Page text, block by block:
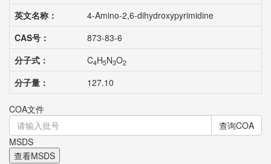
英文名称：
4-Amino-2,6-dihydroxypyrimidine
CAS号：
873-83-6
分子式：
C4H5N3O2
分子量： 127.10
COA文件
查询COA
MSDS
查看MSDS